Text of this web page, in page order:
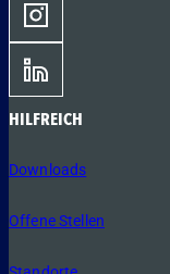
HILFREICH
Downloads
Offene Stellen